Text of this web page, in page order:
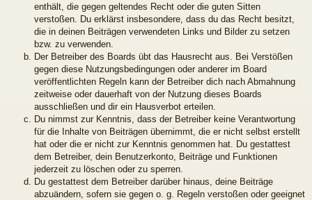
enthält, die gegen geltendes Recht oder die guten Sitten
verstoßen. Du erklärst insbesondere, dass du das Recht besitzt,
die in deinen Beiträgen verwendeten Links und Bilder zu setzen
bzw. zu verwenden.
Der Betreiber des Boards übt das Hausrecht aus. Bei Verstößen
gegen diese Nutzungsbedingungen oder anderer im Board
veröffentlichten Regeln kann der Betreiber dich nach Abmahnung
zeitweise oder dauerhaft von der Nutzung dieses Boards
ausschließen und dir ein Hausverbot erteilen.
Du nimmst zur Kenntnis, dass der Betreiber keine Verantwortung
für die Inhalte von Beiträgen übernimmt, die er nicht selbst erstellt
hat oder die er nicht zur Kenntnis genommen hat. Du gestattest
dem Betreiber, dein Benutzerkonto, Beiträge und Funktionen
jederzeit zu löschen oder zu sperren.
Du gestattest dem Betreiber darüber hinaus, deine Beiträge
abzuändern, sofern sie gegen o. g. Regeln verstoßen oder geeignet